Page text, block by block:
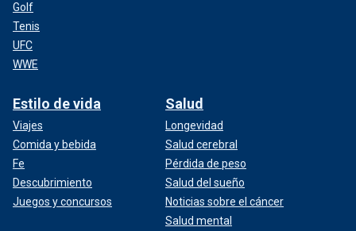
Golf
Tenis
UFC
WWE
Estilo de vida
Viajes
Comida y bebida
Fe
Descubrimiento
Juegos y concursos
Salud
Longevidad
Salud cerebral
Pérdida de peso
Salud del sueño
Noticias sobre el cáncer
Salud mental